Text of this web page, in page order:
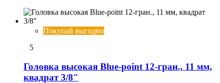
Покупай выгодно
5
Головка высокая Blue-point 12-гран., 11 мм,
квадрат 3/8"